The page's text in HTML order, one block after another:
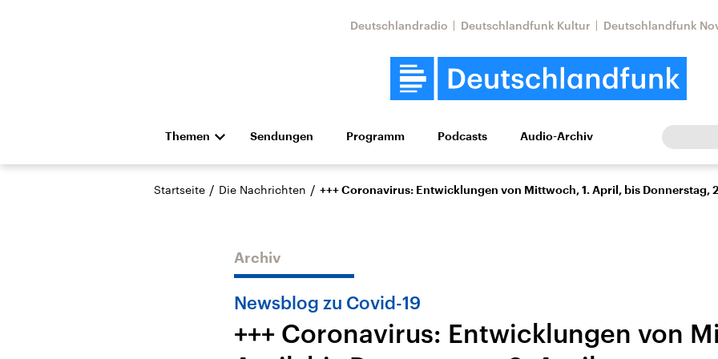
Deutschlandradio Deutschlandfunk Kultur Deutschlandfunk
Themen
Die Nachrichten Politik Wirtschaft Wissen Kultur Europa
Hörspiel und Feature Musik
Landtagswahl Sachsen-
USA
Nahostkonflikt
Iran
Sendungen Programm Podcasts Audio-Archiv
Startseite / Die Nachrichten / +++ Coronavirus: Entwicklungen von Mittwoch, 1. April, bis Donnerstag,
Archiv
Newsblog zu Covid-19
+++ Coronavirus: Entwicklungen von